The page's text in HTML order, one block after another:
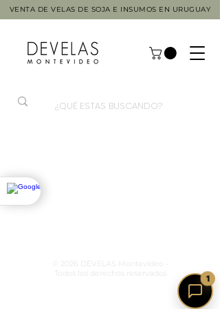
VENTA DE VELAS DE SOJA E INSUMOS EN URUGUAY
© 2026 DEVELAS Montevideo -
1